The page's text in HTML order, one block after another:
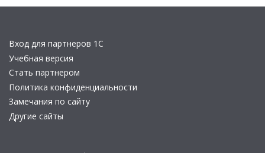
Вход для партнеров 1С
Учебная версия
Стать партнером
Политика конфиденциальности
Замечания по сайту
Другие сайты